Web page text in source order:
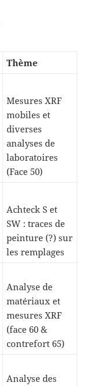
Thème
Mesures XRF
mobiles et
diverses
analyses de
laboratoires
(Face 50)
Achteck S et
SW : traces de
peinture (?) sur
les remplages
Analyse de
matériaux et
mesures XRF
(face 60 &
contrefort 65)
Analyse des